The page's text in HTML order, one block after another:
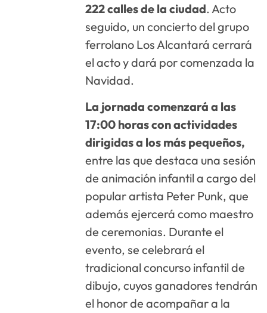
222 calles de la ciudad. Acto
seguido, un concierto del grupo
ferrolano Los Alcantará cerrará
el acto y dará por comenzada la
Navidad.
La jornada comenzará a las
17:00 horas con actividades
dirigidas a los más pequeños,
entre las que destaca una sesión
de animación infantil a cargo del
popular artista Peter Punk, que
además ejercerá como maestro
de ceremonias. Durante el
evento, se celebrará el
tradicional concurso infantil de
dibujo, cuyos ganadores tendrán
el honor de acompañar a la